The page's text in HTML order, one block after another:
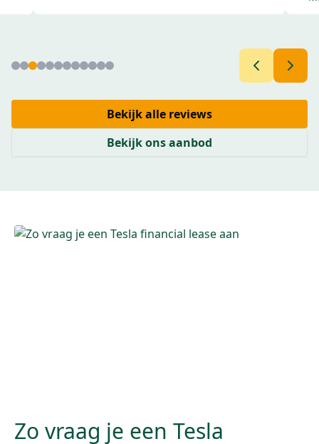
Bekijk alle reviews
Bekijk ons aanbod
Zo vraag je een Tesla